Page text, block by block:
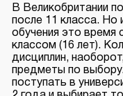
В Великобритании
после 11 класса. Но
обучения это время
классом (16 лет).
дисциплин,
предметы по
поступать в